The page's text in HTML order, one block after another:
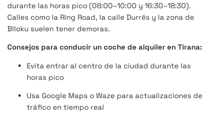
durante las horas pico (08:00–10:00 y 16:30–18:30).
Calles como la Ring Road, la calle Durrës y la zona de
Blloku suelen tener demoras.
Consejos para conducir un coche de alquiler en Tirana:
Evita entrar al centro de la ciudad durante las
horas pico
Usa Google Maps o Waze para actualizaciones de
tráfico en tiempo real